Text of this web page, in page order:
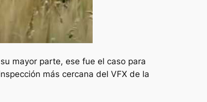
mayor parte, ese fue el caso para
más cercana del VFX de la